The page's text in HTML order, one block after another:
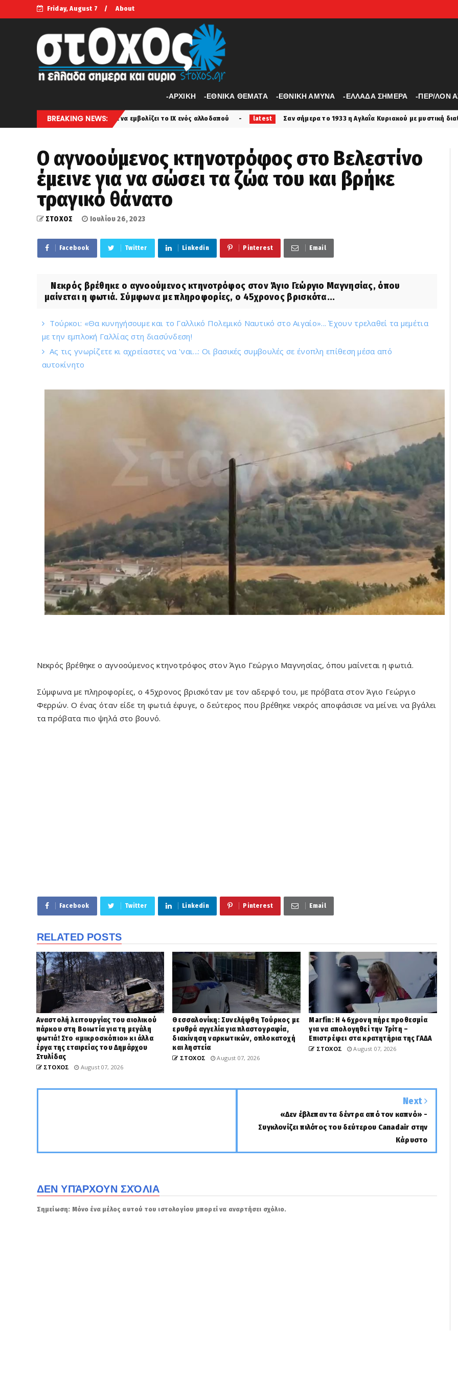
Friday, August 7 About
-APXIKH -ΕΘΝΙΚΑ ΘΕΜΑΤΑ -ΕΘΝΙΚΗ ΑΜΥΝΑ -ΕΛΛΑΔΑ ΣΗΜΕΡΑ -ΠΕΡ/ΛΟΝ
BREAKING NEWS:
και άρχισε να εμβολίζει το ΙΧ ενός αλλοδαπού latest Σαν σήμερα το 1933 η Αγλαΐα Κυριακού με μυστική διαθήκη....
Ο αγνοούμενος κτηνοτρόφος στο Βελεστίνο
έμεινε για να σώσει τα ζώα του και βρήκε
τραγικό θάνατο
ΣΤΟΧΟΣ Ιουλίου 26, 2023
Facebook Twitter Linkedin Pinterest Email
Νεκρός βρέθηκε ο αγνοούμενος κτηνοτρόφος στον Άγιο Γεώργιο Μαγνησίας, όπου
μαίνεται η φωτιά. Σύμφωνα με πληροφορίες, ο 45χρονος βρισκότα...
Τούρκοι: «Θα κυνηγήσουμε και το Γαλλικό Πολεμικό Ναυτικό στο Αιγαίο»... Έχουν τρελαθεί τα μεμέτια
με την εμπλοκή Γαλλίας στη διασύνδεση!
Ας τις γνωρίζετε κι αχρείαστες να 'ναι...: Οι βασικές συμβουλές σε ένοπλη επίθεση μέσα από
αυτοκίνητο
Νεκρός βρέθηκε ο αγνοούμενος κτηνοτρόφος στον Άγιο Γεώργιο Μαγνησίας, όπου μαίνεται η φωτιά.
Σύμφωνα με πληροφορίες, ο 45χρονος βρισκόταν με τον αδερφό του, με πρόβατα στον Άγιο Γεώργιο
Φερρών. Ο ένας όταν είδε τη φωτιά έφυγε, ο δεύτερος που βρέθηκε νεκρός αποφάσισε να μείνει να βγάλει
τα πρόβατα πιο ψηλά στο βουνό.
Facebook Twitter Linkedin Pinterest Email
RELATED POSTS
Αναστολή λειτουργίας του αιολικού
πάρκου στη Βοιωτία για τη μεγάλη
φωτιά! Στο «μικροσκόπιο» κι άλλα
έργα της εταιρείας του Δημάρχου
Στυλίδας
ΣΤΟΧΟΣ August 07, 2026
Θεσσαλονίκη: Συνελήφθη Τούρκος με
ερυθρά αγγελία για πλαστογραφία,
διακίνηση ναρκωτικών, οπλοκατοχή
και ληστεία
ΣΤΟΧΟΣ August 07, 2026
Marfin: Η 46χρονη πήρε προθεσμία
για να απολογηθεί την Τρίτη –
Επιστρέφει στα κρατητήρια της ΓΑΔΑ
ΣΤΟΧΟΣ August 07, 2026
Next
«Δεν έβλεπαν τα δέντρα από τον καπνό» -
Συγκλονίζει πιλότος του δεύτερου Canadair στην
Κάρυστο
ΔΕΝ ΥΠΆΡΧΟΥΝ ΣΧΌΛΙΑ
Σημείωση: Μόνο ένα μέλος αυτού του ιστολογίου μπορεί να αναρτήσει σχόλιο.